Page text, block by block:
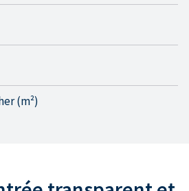
(m²)